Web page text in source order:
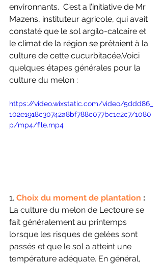
environnants.  C’est a l’initiative de Mr
Mazens, instituteur agricole, qui avait
constaté que le sol argilo-calcaire et
le climat de la région se prêtaient à la
culture de cette cucurbitacée.Voici
quelques étapes générales pour la
culture du melon :
https://video.wixstatic.com/video/5ddd86_
102e1918c30742a8bf788c077bc1e2c7/1080
p/mp4/file.mp4
1. Choix du moment de plantation :
La culture du melon de Lectoure se
fait généralement au printemps
lorsque les risques de gelées sont
passés et que le sol a atteint une
température adéquate. En général,